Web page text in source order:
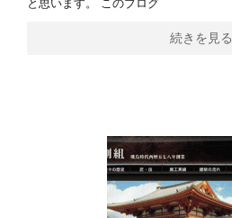
と思います。 このブログ
続きを見る